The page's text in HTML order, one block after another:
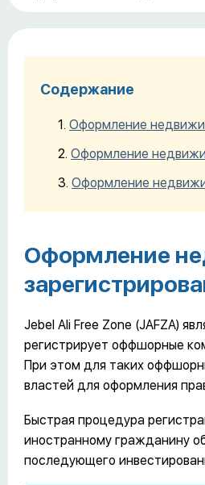
Содержание
Оформление
Оформление
Оформление
Оформление
Jebel Ali Free Zone (JAFZA)
регистрирует оффшорные
При этом для таких
властей для оформления
Быстрая процедура
иностранному гражданину
последующего